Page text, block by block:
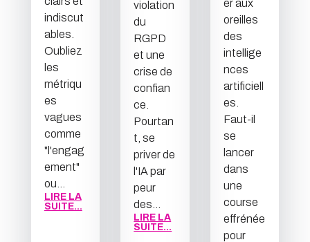
indiscut
ables.
Oubliez
les
métriqu
es
vagues
comme
"l'engag
ement"
ou...
LIRE LA
SUITE...
violation
du
RGPD
et une
crise de
confian
ce.
Pourtan
t, se
priver de
l'IA par
peur
des...
LIRE LA
SUITE...
er aux
oreilles
des
intellige
nces
artificiell
es.
Faut-il
se
lancer
dans
une
course
effrénée
pour